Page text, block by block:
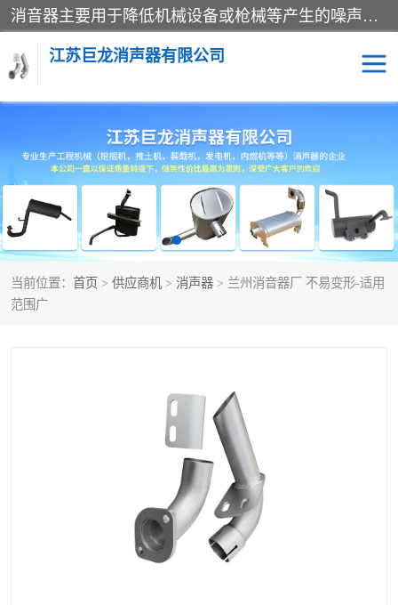
消音器主要用于降低机械设备或枪械等产生的噪声。它通过阻尼或增加排气面积来降低排气速度和功率，从而降低噪声。常见的消音器类型包括阻性消声器、抗性消声器、共振消声器以及阻抗复合式消声器等。这些消音器各有特点，适用于不同频率的噪声消除。
江苏巨龙消声器有限公司
当前位置： 首页 > 供应商机 > 消声器 > 兰州消音器厂 不易变形-适用
范围广
消声器